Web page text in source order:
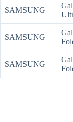
SAMSUNG
SAMSUNG
SAMSUNG